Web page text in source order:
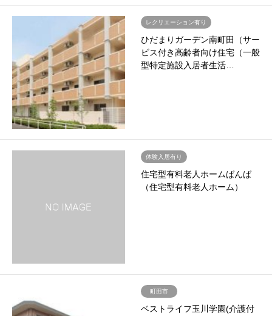
レクリエーション有り
ひだまりガーデン南町田（サー
ビス付き高齢者向け住宅（一般
型特定施設入居者生活…
体験入居有り
住宅型有料老人ホームばんば
（住宅型有料老人ホーム）
町田市
ベストライフ玉川学園(介護付